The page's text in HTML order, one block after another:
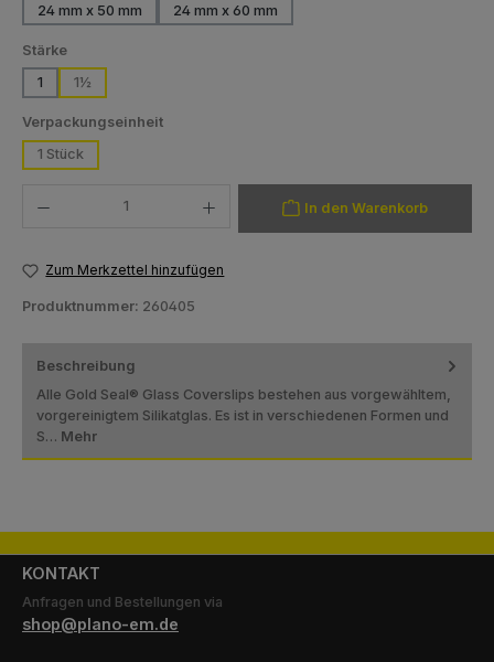
24 mm x 50 mm
(Diese Option ist zurzeit nicht verfügbar.)
24 mm x 60 mm
(Diese Option ist zurzeit nicht verfügbar.)
Stärkeauswählen
1
(Diese Option ist zurzeit nicht verfügbar.)
1½
Verpackungseinheitauswählen
1 Stück
In den Warenkorb
Zum Merkzettel hinzufügen
Produktnummer: 260405
Beschreibung
Alle Gold Seal® Glass Coverslips bestehen aus vorgewähltem,
vorgereinigtem Silikatglas. Es ist in verschiedenen Formen und
S… Mehr
KONTAKT
Anfragen und Bestellungen via
shop@plano-em.de